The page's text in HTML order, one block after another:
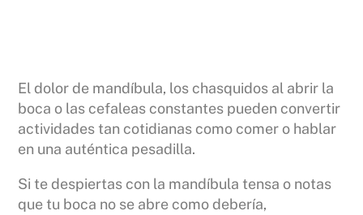
El dolor de mandíbula, los chasquidos al abrir la
boca o las cefaleas constantes pueden convertir
actividades tan cotidianas como comer o hablar
en una auténtica pesadilla.
Si te despiertas con la mandíbula tensa o notas
que tu boca no se abre como debería,